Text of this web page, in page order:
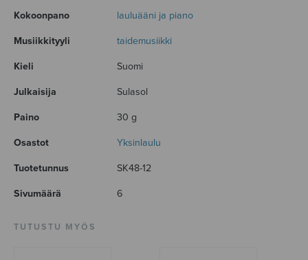
Kokoonpano lauluääni ja piano
Musiikkityyli taidemusiikki
Kieli Suomi
Julkaisija Sulasol
Paino 30 g
Osastot Yksinlaulu
Tuotetunnus SK48-12
Sivumäärä 6
TUTUSTU MYÖS